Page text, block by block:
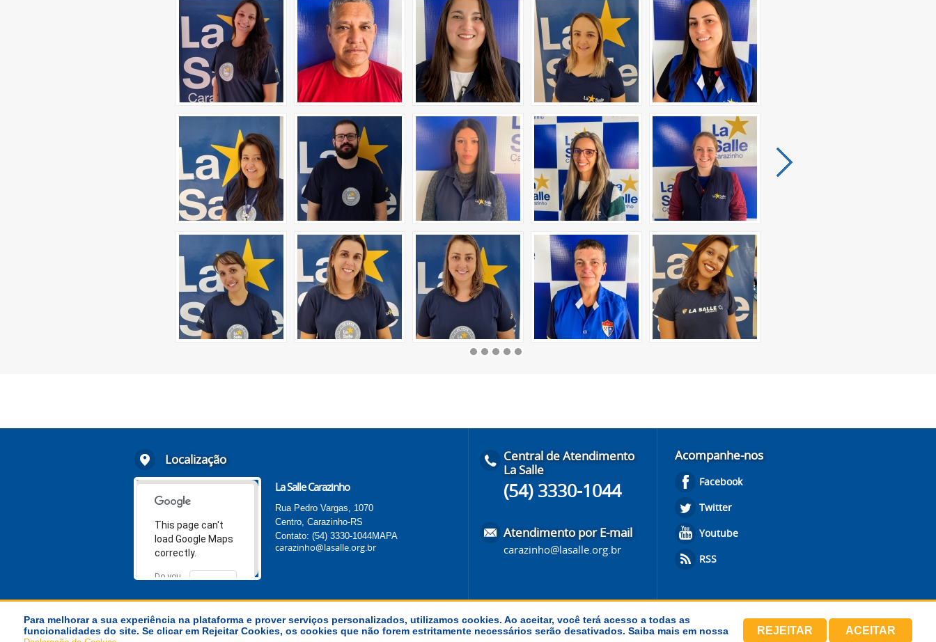
Localização
This page can't
load Google Maps
correctly.
Do you
website?
OK
La Salle Carazinho
Rua Pedro Vargas, 1070
Centro, Carazinho-RS
Contato: (54) 3330-1044MAPA
Para melhorar a sua experiência na plataforma e prover serviços personalizados, utilizamos cookies. Ao aceitar, você terá acesso a todas as
funcionalidades do site. Se clicar em Rejeitar Cookies, os cookies que não forem estritamente necessários serão desativados. Saiba mais em nossa
REJEITAR ACEITAR
carazinho@lasalle.org.br
Central de Atendimento
La Salle
(54) 3330-1044
Atendimento por E-mail
carazinho@lasalle.org.br
Acompanhe-nos
Facebook
Twitter
Youtube
RSS
© Província La Salle Brasil-Chile